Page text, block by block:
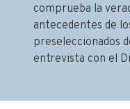
comprueba la
antecedentes de
preseleccionados
entrevista con el